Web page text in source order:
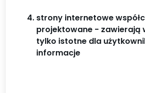
strony internetowe
projektowane - zawierają
tylko istotne dla
informacje